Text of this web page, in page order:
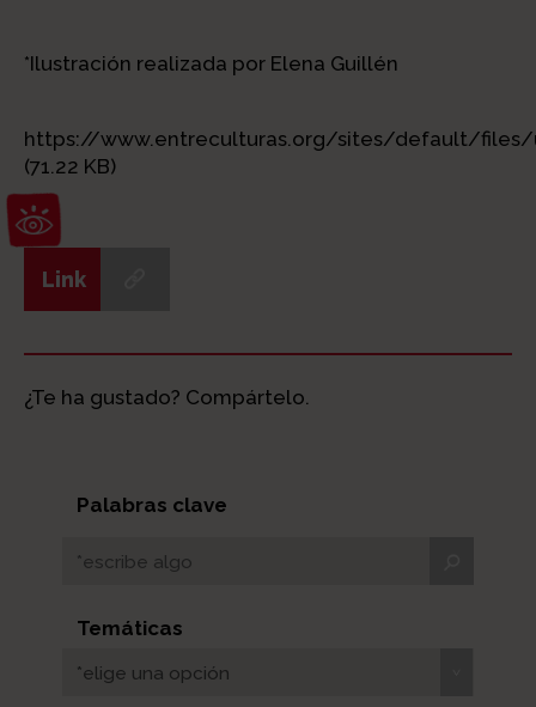
Abrir barra de herramientas
*Ilustración realizada por Elena Guillén
https://www.entreculturas.org/sites/default/files/
(71.22 KB)
Link
¿Te ha gustado? Compártelo.
Palabras clave
Temáticas
*elige una opción